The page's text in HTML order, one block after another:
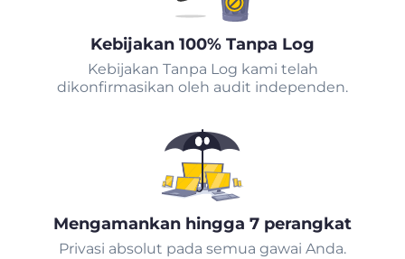
Kebijakan 100% Tanpa Log
Kebijakan Tanpa Log kami telah
dikonfirmasikan oleh audit independen.
Mengamankan hingga 7 perangkat
Privasi absolut pada semua gawai Anda.